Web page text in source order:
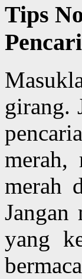
Tips
girang.
merah,
merah
Jangan
yang